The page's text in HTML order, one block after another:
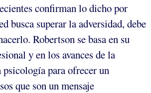
confirman lo dicho por
busca superar la adversidad, debe
Robertson se basa en su
y en los avances de la
para ofrecer un
que son un mensaje